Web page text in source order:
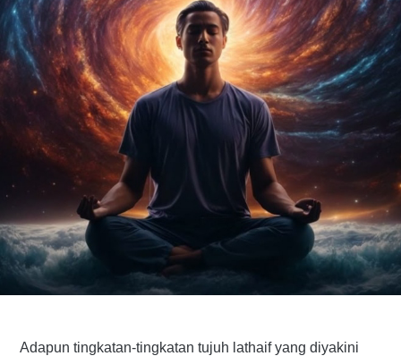
Adapun tingkatan-tingkatan tujuh lathaif yang diyakini